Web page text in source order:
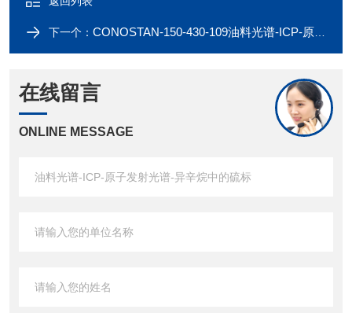
下一个： CONOSTAN-150-430-109油料光谱-ICP-原子发射光谱-异辛烷中的硫标
在线留言
ONLINE MESSAGE